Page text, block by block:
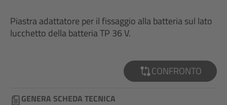
Piastra adattatore per il fissaggio alla batteria sul lato
lucchetto della batteria TP 36 V.
CONFRONTO
GENERA SCHEDA TECNICA